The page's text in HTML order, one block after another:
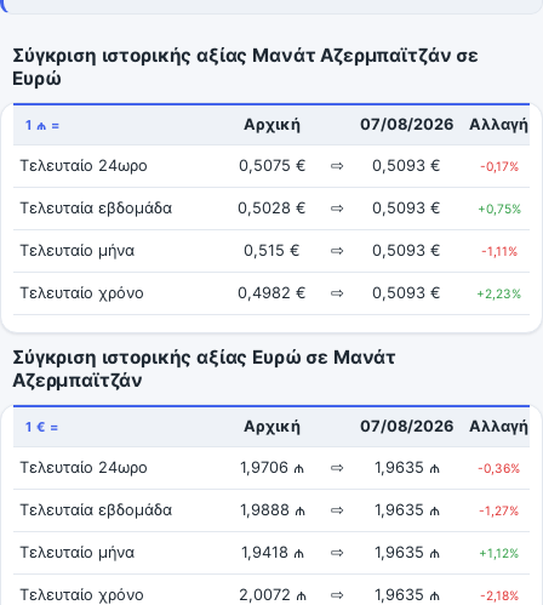
Σύγκριση ιστορικής αξίας Μανάτ Αζερμπαϊτζάν σε
Ευρώ
1 ₼ = Αρχική 07/08/2026 Αλλαγή
Τελευταίο 24ωρο 0,5075 € ⇨ 0,5093 € -0,17%
Τελευταία εβδομάδα 0,5028 € ⇨ 0,5093 € +0,75%
Τελευταίο μήνα 0,515 € ⇨ 0,5093 € -1,11%
Τελευταίο χρόνο 0,4982 € ⇨ 0,5093 € +2,23%
Σύγκριση ιστορικής αξίας Ευρώ σε Μανάτ
Αζερμπαϊτζάν
1 € = Αρχική 07/08/2026 Αλλαγή
Τελευταίο 24ωρο 1,9706 ₼ ⇨ 1,9635 ₼ -0,36%
Τελευταία εβδομάδα 1,9888 ₼ ⇨ 1,9635 ₼ -1,27%
Τελευταίο μήνα 1,9418 ₼ ⇨ 1,9635 ₼ +1,12%
Τελευταίο χρόνο 2,0072 ₼ ⇨ 1,9635 ₼ -2,18%